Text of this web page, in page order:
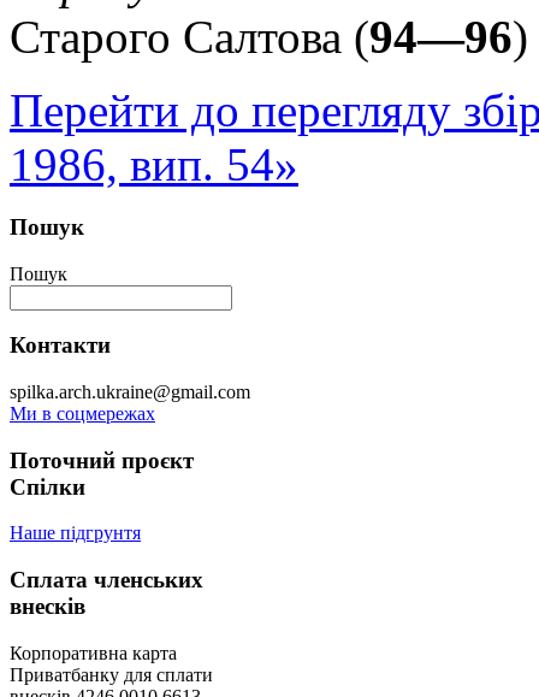
Старого Салтова (94—96)
Перейти до перегляду
1986, вип. 54»
Пошук
Пошук
Контакти
spilka.arch.ukraine@gmail.com
Ми в соцмережах
Поточний проєкт
Спілки
Наше підгрунтя
Сплата членських
внесків
Корпоративна карта
Приватбанку для сплати